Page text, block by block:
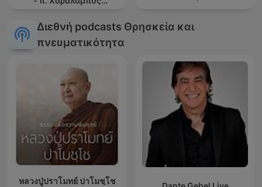
Λίβυος)
Διεθνή podcasts Θρησκεία και
πνευματικότητα
หลวงปู่ปราโมทย์ ปาโมชฺโช